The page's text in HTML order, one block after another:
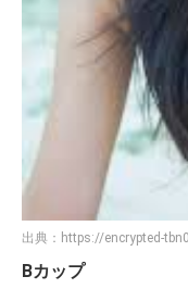
出典： https://encrypted-
Bカップ